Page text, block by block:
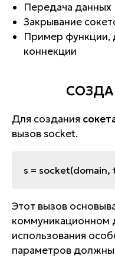
Передача данных
Закрывание
Пример функции,
коннекции
Для создания
вызов socket.
s =
Этот вызов
коммуникационном
использования
параметров